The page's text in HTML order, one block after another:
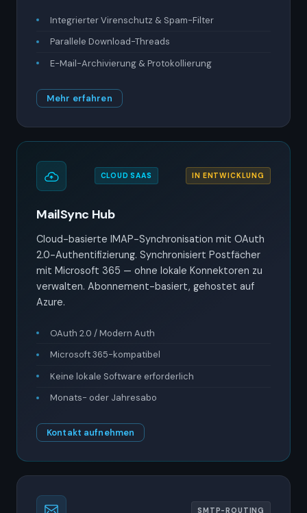
Integrierter Virenschutz & Spam-Filter
Parallele Download-Threads
E-Mail-Archivierung & Protokollierung
Mehr erfahren
CLOUD SAAS IN ENTWICKLUNG
MailSync Hub
Cloud-basierte IMAP-Synchronisation mit OAuth
2.0-Authentifizierung. Synchronisiert Postfächer
mit Microsoft 365 — ohne lokale Konnektoren zu
verwalten. Abonnement-basiert, gehostet auf
Azure.
OAuth 2.0 / Modern Auth
Microsoft 365-kompatibel
Keine lokale Software erforderlich
Monats- oder Jahresabo
Kontakt aufnehmen
SMTP-ROUTING